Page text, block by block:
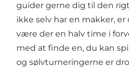
guider gerne dig til den
ikke selv har en makker,
være der en halv time i
med at finde en, du kan
og sølvturneringerne er